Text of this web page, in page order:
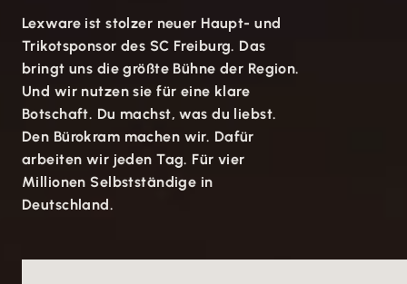
Lexware ist stolzer neuer Haupt- und
Trikotsponsor des SC Freiburg. Das
bringt uns die größte Bühne der Region.
Und wir nutzen sie für eine klare
Botschaft. Du machst, was du liebst.
Den Bürokram machen wir. Dafür
arbeiten wir jeden Tag. Für vier
Millionen Selbstständige in
Deutschland.